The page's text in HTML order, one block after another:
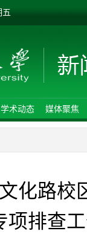
五
学术动态 媒体聚焦
化路校
项排查